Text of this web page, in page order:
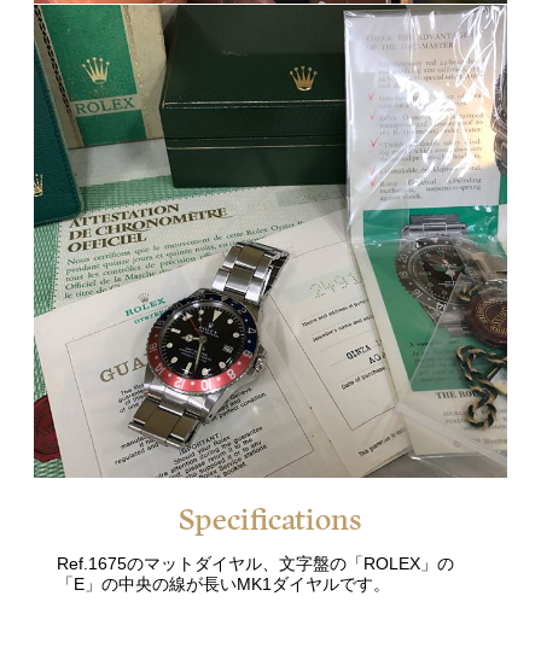
Specifications
Ref.1675のマットダイヤル、文字盤の「ROLEX」の
「E」の中央の線が長いMK1ダイヤルです。